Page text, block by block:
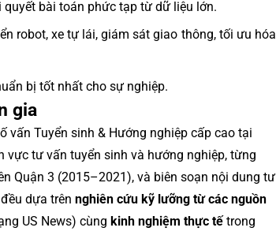
bài toán phức tạp từ dữ liệu lớn.
robot, xe tự lái, giám sát giao thông, tối ưu hóa
bị tốt nhất cho sự nghiệp.
gia
vấn Tuyển sinh & Hướng nghiệp cấp cao tại
vực tư vấn tuyển sinh và hướng nghiệp, từng
Quận 3 (2015–2021), và biên soạn nội dung tư
dựa trên nghiên cứu kỹ lưỡng từ các nguồn
US News) cùng kinh nghiệm thực tếtrong